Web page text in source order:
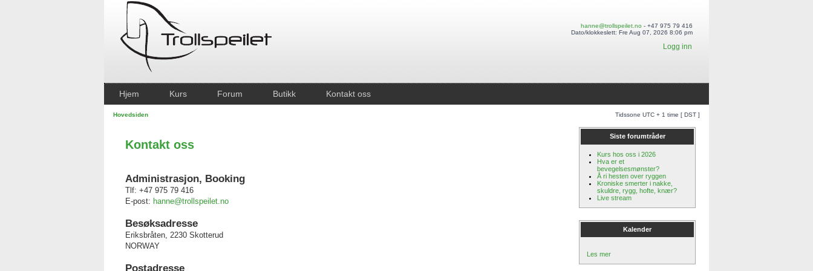
hanne@trollspeilet.no - +47 975 79 416
Dato/klokkeslett: Fre Aug 07, 2026 8:06 pm
Logg inn
Hjem Kurs Forum Butikk Kontakt oss
Hovedsiden Tidssone UTC + 1 time [ DST ]
Kontakt oss
Administrasjon, Booking
Tlf: +47 975 79 416
E-post: hanne@trollspeilet.no
Besøksadresse
Eriksbråten, 2230 Skotterud
NORWAY
Postadresse
Siste forumtråder
Kurs hos oss i 2026
Hva er et
bevegelsesmønster?
Å ri hesten over ryggen
Kroniske smerter i nakke,
skuldre, rygg, hofte, knær?
Live stream
Kalender
Les mer